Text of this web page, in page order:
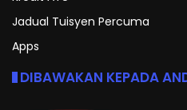
Jadual Tuisyen Percuma
Apps
DIBAWAKAN KEPADA